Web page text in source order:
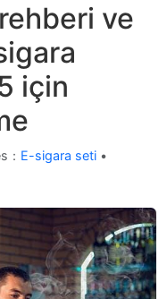
ve
için
E-sigara seti •